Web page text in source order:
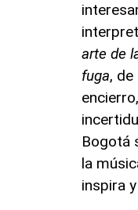
arte de
fuga, de
Bogotá
la
inspira